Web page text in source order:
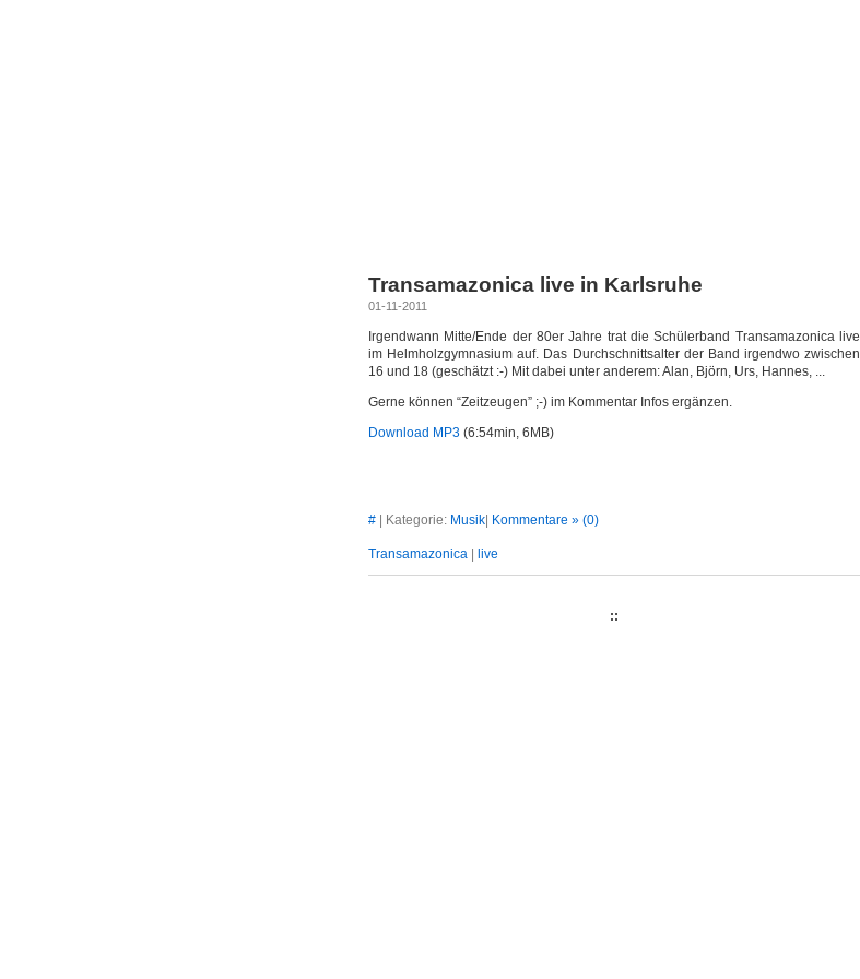
Transamazonica live in Karlsruhe
01-11-2011
Irgendwann Mitte/Ende der 80er Jahre trat die Schülerband Transamazonica live
im Helmholzgymnasium auf. Das Durchschnittsalter der Band irgendwo zwischen
16 und 18 (geschätzt :-) Mit dabei unter anderem: Alan, Björn, Urs, Hannes, ...
Gerne können “Zeitzeugen” ;-) im Kommentar Infos ergänzen.
Download MP3 (6:54min, 6MB)
# | Kategorie: Musik Kommentare » (0)
Transamazonica live
::